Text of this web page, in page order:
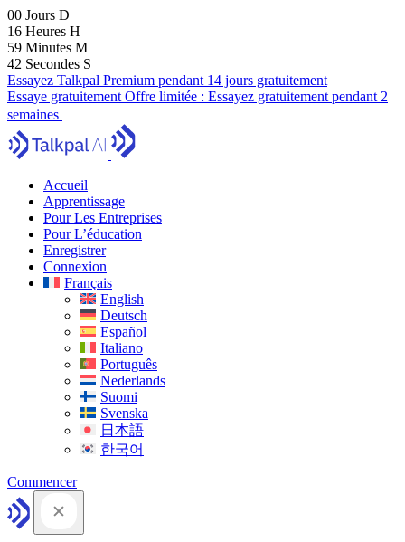
00 Jours D
16 Heures H
59 Minutes M
40 Secondes S
Essayez Talkpal Premium pendant 14 jours gratuitement
Essaye gratuitement Offre limitée : Essayez gratuitement pendant 2
semaines
Accueil
Apprentissage
Pour Les Entreprises
Pour L’éducation
Enregistrer
Connexion
Français
English
Deutsch
Español
Italiano
Português
Nederlands
Suomi
Svenska
日本語
한국어
Commencer